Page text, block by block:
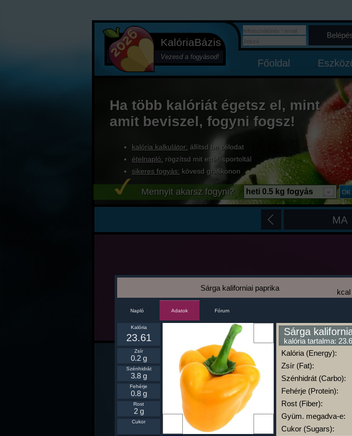
KalóriaBázis
Vezesd a fogyásod!
Főoldal
Ha több kalóriát égetsz el, mint
amit beviszel, fogyni fogsz!
kalória kalkulátor: állítsd be célodat
ételnapló: rögzítsd mit ettél, sportoltál
sikeres fogyás: kövesd grafikonon
Mennyit akarsz fogyni? heti 0.5 kg fogyás
MA
kcal
Sárga kaliforniai paprika
Napló Adatok Fórum
Kalória
23.61
Zsír
0.2 g
Szénhidrát
3.8 g
Fehérje
0.8 g
Rost
2 g
Cukor
Sárga
kalória tartalma:
Kalória (Energy):
Zsír (Fat):
Szénhidrát (Carbo):
Fehérje (Protein):
Rost (Fiber):
Gyüm. megadva-e:
Cukor (Sugars):